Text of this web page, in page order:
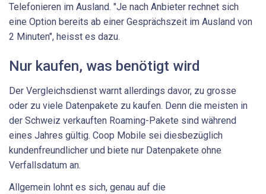
Telefonieren im Ausland. "Je nach Anbieter rechnet sich
eine Option bereits ab einer Gesprächszeit im Ausland von
2 Minuten", heisst es dazu.
Nur kaufen, was benötigt wird
Der Vergleichsdienst warnt allerdings davor, zu grosse
oder zu viele Datenpakete zu kaufen. Denn die meisten in
der Schweiz verkauften Roaming-Pakete sind während
eines Jahres gültig. Coop Mobile sei diesbezüglich
kundenfreundlicher und biete nur Datenpakete ohne
Verfallsdatum an.
Allgemein lohnt es sich, genau auf die